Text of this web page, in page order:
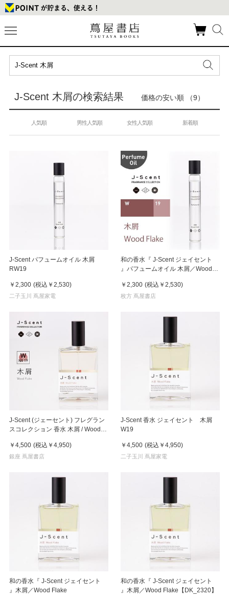
J-Scent 木屑の検索結果 価格の安い順 （9）
人気順 男性人気順 女性人気順 新着順
J-Scent パフュームオイル 木屑
RW19
￥2,300 (税込 ￥2,530)
二子玉川 蔦屋家電
和の香水『 J-Scent ジェイセント
』パフュームオイル 木屑／Wood
￥2,300 (税込 ￥2,530)
枚方 蔦屋書店
J-Scent (ジェーセント) フレグラン
スコレクション 香水 木屑 / Wood
￥4,500 (税込 ￥4,950)
銀座 蔦屋書店
J-Scent 香水 ジェイセント 木屑
W19
￥4,500 (税込 ￥4,950)
二子玉川 蔦屋家電
和の香水『 J-Scent ジェイセント
』木屑／Wood Flake
和の香水『 J-Scent ジェイセント
』木屑／Wood Flake【DK_2320】